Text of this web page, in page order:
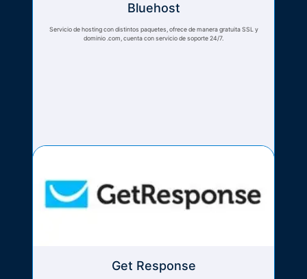
Bluehost
Servicio de hosting con distintos paquetes, ofrece de manera gratuita SSL y
dominio .com, cuenta con servicio de soporte 24/7.
Get Response